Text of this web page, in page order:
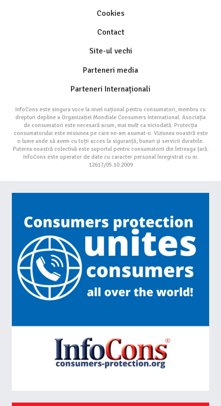
Cookies
Contact
Site-ul vechi
Parteneri media
Parteneri Internaționali
InfoCons este singura voce la nivel național pentru consumatori, membru cu
drepturi depline a Organizației Mondiale Consumers International. Asociația
de consumatori este necesară acum, mai mult ca niciodată. Protecția
consumatorului este misiunea pe care ne-am asumat-o. Viziunea noastră este
o lume unde să avem cu toții acces la siguranță, bunuri și servicii durabile.
Puterea noastră colectivă este suportul pentru consumatorii din întreaga țară.
InfoCons este operator de date cu caracter personal înregistrat cu nr.
12617/05.10.2009